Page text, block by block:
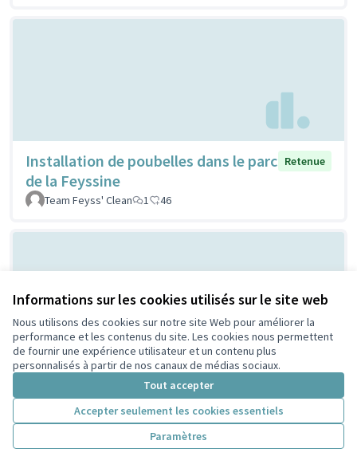
Informations sur les cookies utilisés sur le site web
Nous utilisons des cookies sur notre site Web pour améliorer la
performance et les contenus du site. Les cookies nous permettent
de fournir une expérience utilisateur et un contenu plus
personnalisés à partir de nos canaux de médias sociaux.
Tout accepter
Accepter seulement les cookies essentiels
Paramètres
Installation de poubelles dans le parc
de la Feyssine
Retenue
Team Feyss' Clean 1 46
PROJET ACI - Budget participatif
2021, proposition du Conseil de
quartier Buers/Croix-Luizet et de
l'association La Ville Edifiante
Retenue
BERNARD Danielle 3 9